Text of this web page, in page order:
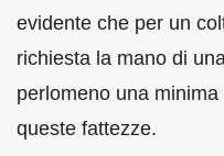
evidente che per un
richiesta la mano di
perlomeno una
queste fattezze.